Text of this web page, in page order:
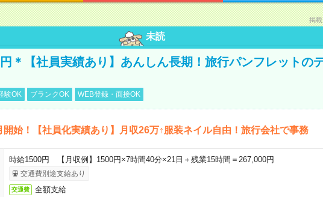
掲
未読
＊【社員実績あり】あんしん長期！旅行パンフレットの
験OK ブランクOK WEB登録・面接OK
開始！【社員化実績あり】月収26万↑服装ネイル自由！旅行会社で事務
時給1500円 【月収例】1500円×7時間40分×21日＋残業15時間＝267,000円
交通費別途支給あり
交通費 全額支給